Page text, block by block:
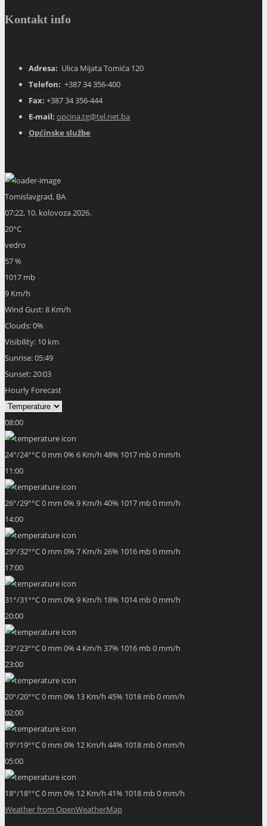
Kontakt info
Adresa: Ulica Mijata Tomića 120
Telefon: +387 34 356-400
Fax: +387 34 356-444
E-mail: opcina.tg@tel.net.ba
Općinske službe
Tomislavgrad, BA
07:22, 10. kolovoza 2026.
20°C
vedro
57 %
1017 mb
9 Km/h
Wind Gust:8 Km/h
Clouds:0%
Visibility: 10 km
Sunrise:05:49
Sunset:20:03
Hourly Forecast
08:00
24°/24°°C0 mm 0% 6 Km/h 48% 1017 mb0 mm/h
11:00
26°/29°°C0 mm 0% 9 Km/h 40% 1017 mb0 mm/h
14:00
29°/32°°C0 mm 0% 7 Km/h 26% 1016 mb0 mm/h
17:00
31°/31°°C0 mm 0% 9 Km/h 18% 1014 mb0 mm/h
20:00
23°/23°°C0 mm 0% 4 Km/h 37% 1016 mb0 mm/h
23:00
20°/20°°C0 mm 0% 13 Km/h 45% 1018 mb0 mm/h
02:00
19°/19°°C0 mm 0% 12 Km/h 44% 1018 mb0 mm/h
05:00
18°/18°°C0 mm 0% 12 Km/h 41% 1018 mb0 mm/h
Weather from OpenWeatherMap